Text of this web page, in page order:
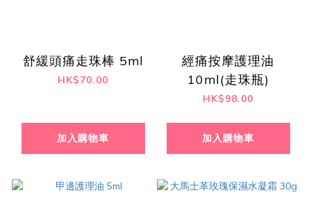
舒緩頭痛走珠棒 5ml
HK$70.00
加入購物車
經痛按摩護理油
10ml(走珠瓶)
HK$98.00
加入購物車